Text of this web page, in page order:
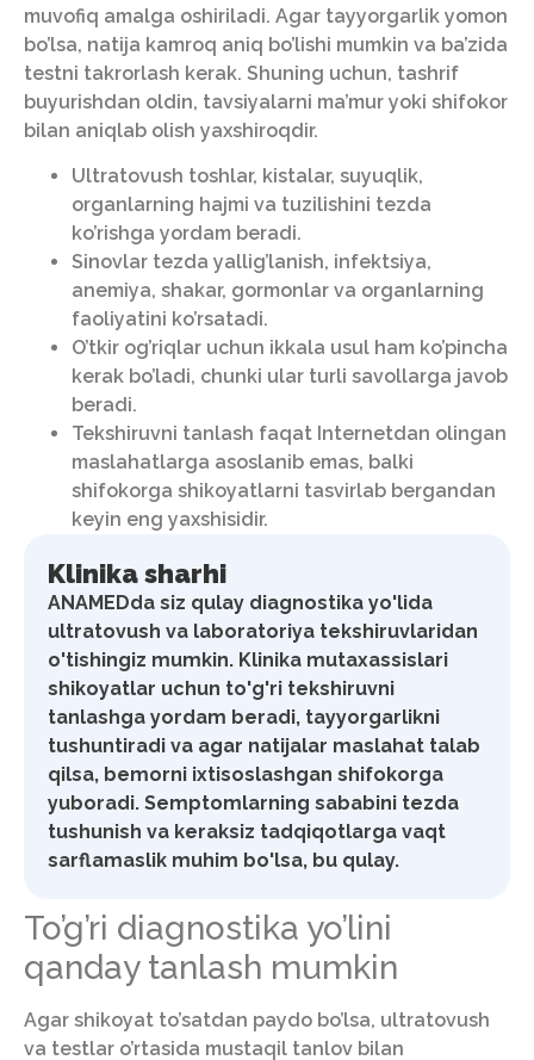
muvofiq amalga oshiriladi. Agar tayyorgarlik yomon
bo’lsa, natija kamroq aniq bo’lishi mumkin va ba’zida
testni takrorlash kerak. Shuning uchun, tashrif
buyurishdan oldin, tavsiyalarni ma’mur yoki shifokor
bilan aniqlab olish yaxshiroqdir.
Ultratovush toshlar, kistalar, suyuqlik,
organlarning hajmi va tuzilishini tezda
ko’rishga yordam beradi.
Sinovlar tezda yallig’lanish, infektsiya,
anemiya, shakar, gormonlar va organlarning
faoliyatini ko’rsatadi.
O’tkir og’riqlar uchun ikkala usul ham ko’pincha
kerak bo’ladi, chunki ular turli savollarga javob
beradi.
Tekshiruvni tanlash faqat Internetdan olingan
maslahatlarga asoslanib emas, balki
shifokorga shikoyatlarni tasvirlab bergandan
keyin eng yaxshisidir.
Klinika sharhi
ANAMEDda siz qulay diagnostika yo'lida
ultratovush va laboratoriya tekshiruvlaridan
o'tishingiz mumkin. Klinika mutaxassislari
shikoyatlar uchun to'g'ri tekshiruvni
tanlashga yordam beradi, tayyorgarlikni
tushuntiradi va agar natijalar maslahat talab
qilsa, bemorni ixtisoslashgan shifokorga
yuboradi. Semptomlarning sababini tezda
tushunish va keraksiz tadqiqotlarga vaqt
sarflamaslik muhim bo'lsa, bu qulay.
To’g’ri diagnostika yo’lini
qanday tanlash mumkin
Agar shikoyat to’satdan paydo bo’lsa, ultratovush
va testlar o’rtasida mustaqil tanlov bilan